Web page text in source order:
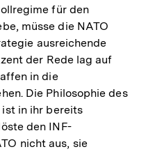
für den
müsse die NATO
ausreichende
der Rede lag auf
in die
Die Philosophie des
in ihr bereits
den INF-
nicht aus, sie